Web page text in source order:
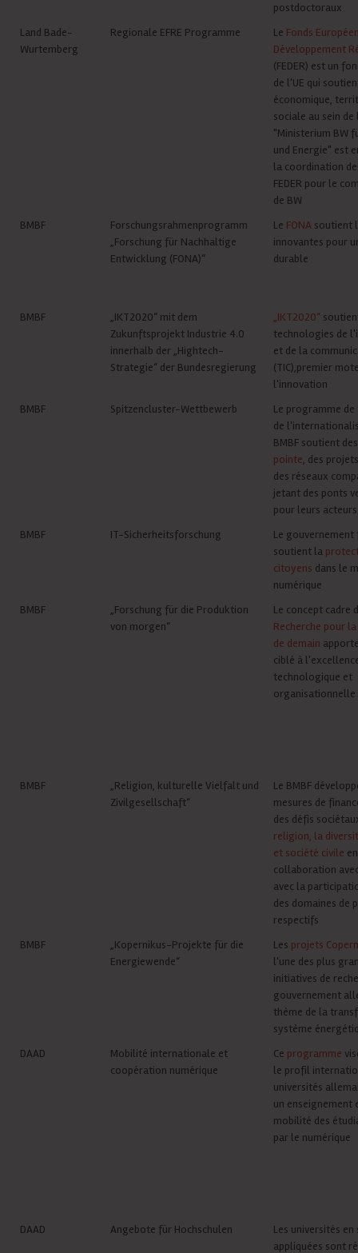
postdoctoraux
Land Bade-
Wurtemberg
Regionale EFRE Programme Le Fonds
Développement
(FEDER) est un
de l'UE qui
économique,
sociale au sein de
"Ministerium BW
und Energie" est
la coordination
FEDER pour le
de BW
BMBF
Forschungsrahmenprogramm
„Forschung für Nachhaltige
Entwicklung (FONA)“
Le FONA soutient
innovantes pour
durable
BMBF
„IKT2020“ mit dem
Zukunftsprojekt Industrie 4.0
innerhalb der „Hightech-
Strategie“ der Bundesregierung
„IKT2020“
technologies de
et de la
(TIC),premier
l'innovation
BMBF
Spitzencluster-Wettbewerb
Le programme
de
BMBF soutient
pointe, des
des réseaux
jetant des ponts
pour leurs acteurs
BMBF
IT-Sicherheitsforschung
Le gouvernement
soutient la
citoyens dans le
numérique
BMBF
„Forschung für die Produktion
von morgen“
Le concept cadre
Recherche pour
de demain
ciblé à
technologique et
organisationnelle
BMBF
„Religion, kulturelle Vielfalt und
Zivilgesellschaft“
Le BMBF
mesures de
des défis
religion, la
et société civile en
collaboration
avec la
des domaines de
respectifs
BMBF
„Kopernikus-Projekte für die
Energiewende“
Les projets
l'une des plus
initiatives de
gouvernement
thème de la
système
DAAD
Mobilité internationale et
coopération numérique
Ce programme
le profil
universités
un enseignement
mobilité des
par le numérique
DAAD Angebote für Hochschulen
Les universités en
appliquées sont